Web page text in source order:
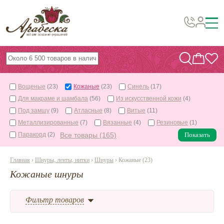
Бусины, подвески, декор
Бисер
Вышивка украшений
Фурнитура
Проволока
Инструменты и материалы
Эпоксидная смола
Шнуры, ленты, нитки
По темам и сезонам
Вощеные (23) Кожаные (23) Синель (17)
Для макраме и шамбала (56) Из искусственной кожи (4)
Под замшу (9) Атласные (8) Витые (11)
Металлизированные (7) Вязанные (4) Резиновые (1)
Паракорд (2) Все товары (165) Показать
Главная › Шнуры, ленты, нитки › Шнуры › Кожаные (23)
Кожаные шнуры
Фильтр товаров